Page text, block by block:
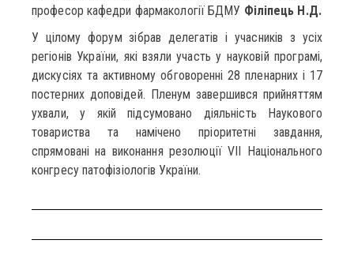
професор кафедри фармакології БДМУ Філіпець Н.Д.
У цілому форум зібрав делегатів і учасників з усіх
регіонів України, які взяли участь у науковій програмі,
дискусіях та активному обговоренні 28 пленарних і 17
постерних доповідей. Пленум завершився прийняттям
ухвали, у якій підсумовано діяльність Наукового
товариства та намічено пріоритетні завдання,
спрямовані на виконання резолюції VII Національного
конгресу патофізіологів України.